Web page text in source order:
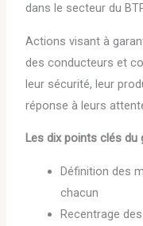
dans le secteur du
Actions visant à
des conducteurs et
leur sécurité, leur
réponse à leurs
Les dix points clés du
Définition des
chacun
Recentrage